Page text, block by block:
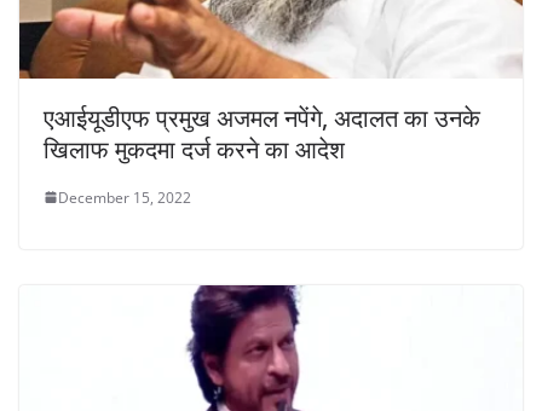
एआईयूडीएफ प्रमुख अजमल नपेंगे, अदालत का उनके
खिलाफ मुकदमा दर्ज करने का आदेश
December 15, 2022